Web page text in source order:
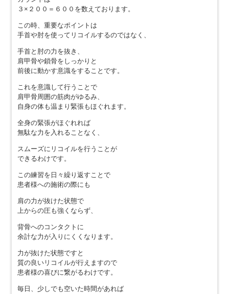
３×２００＝６００を数えております。
この時、重要なポイントは
手首や肘を使ってリコイルするのではなく、
手首と肘の力を抜き、
肩甲骨や鎖骨をしっかりと
前後に動かす意識をすることです。
これを意識して行うことで
肩甲骨周囲の筋肉がゆるみ、
自身の体も温まり緊張もほぐれます。
全身の緊張がほぐれれば
無駄な力を入れることなく、
スムーズにリコイルを行うことが
できるわけです。
この練習を日々繰り返すことで
患者様への施術の際にも
肩の力が抜けた状態で
上からの圧も強くならず、
背骨へのコンタクトに
余計な力が入りにくくなります。
力が抜けた状態ですと
質の良いリコイルが行えますので
患者様の喜びに繋がるわけです。
毎日、少しでも空いた時間があれば